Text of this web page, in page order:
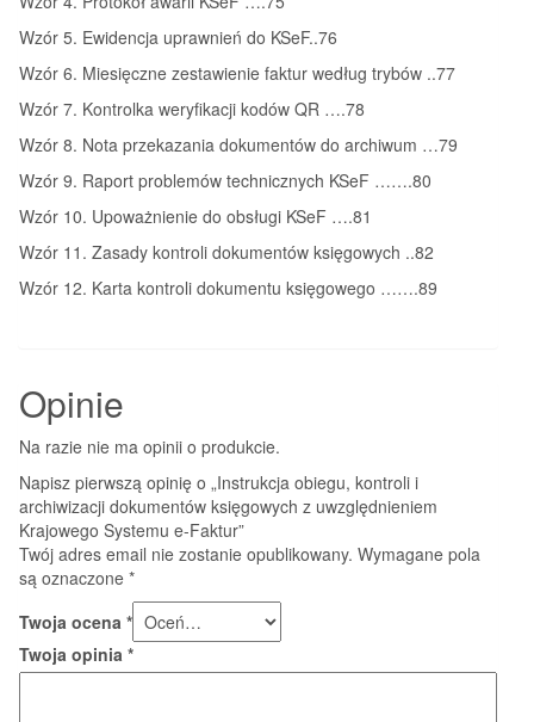
Wzór 5. Ewidencja uprawnień do KSeF..76
Wzór 6. Miesięczne zestawienie faktur według trybów ..77
Wzór 7. Kontrolka weryfikacji kodów QR ….78
Wzór 8. Nota przekazania dokumentów do archiwum …79
Wzór 9. Raport problemów technicznych KSeF …….80
Wzór 10. Upoważnienie do obsługi KSeF ….81
Wzór 11. Zasady kontroli dokumentów księgowych ..82
Wzór 12. Karta kontroli dokumentu księgowego …….89
Opinie
Na razie nie ma opinii o produkcie.
Napisz pierwszą opinię o „Instrukcja obiegu, kontroli i
archiwizacji dokumentów księgowych z uwzględnieniem
Krajowego Systemu e-Faktur”
Twój adres email nie zostanie opublikowany. Wymagane pola
są oznaczone *
Twoja ocena *
Twoja opinia *